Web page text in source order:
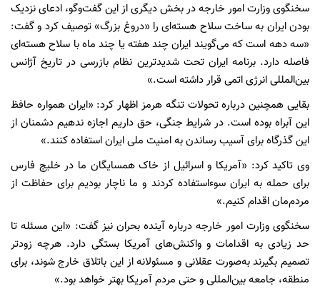
سخنگوی وزارت امور خارجه در بخش دیگری از این گفت‌وگو، ادعای نزدیک
بودن ایران به ساخت سلاح هسته‌ای را «دروغ بزرگ» توصیف کرد و گفت:
«سه دهه است که می‌گویند ایران چند هفته یا چند ماه با سلاح هسته‌ای
فاصله دارد. برنامه ایران تحت شدیدترین نظام بازرسی در تاریخ آژانس
بین‌المللی انرژی اتمی قرار داشته است.»
بقایی همچنین درباره تحولات تنگه هرمز اظهار کرد: «ایران همواره حافظ
این آبراه بوده است. در شرایط جنگی، حق داریم اجازه ندهیم دشمنان از
این گذرگاه برای آسیب رساندن به امنیت ملی ایران استفاده کنند.»
وی تاکید کرد: «آمریکا و اسرائیل از خاک همسایگان ما در خلیج فارس
برای حمله به ایران سوءاستفاده کردند و ما ناچار بودیم برای حفاظت از
مردم‌مان اقدام کنیم.»
سخنگوی وزارت امور خارجه درباره آینده بحران نیز گفت: «این مسئله تا
حد زیادی به اقدامات و واکنش‌های آمریکا بستگی دارد. هرچه زودتر
تصمیم بگیرند به‌صورت عقلانی و مسئولانه از این باتلاق خارج شوند، برای
منطقه، جامعه بین‌المللی و حتی مردم آمریکا بهتر خواهد بود.»